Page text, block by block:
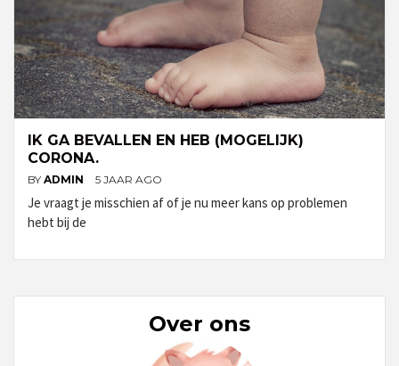
IK GA BEVALLEN EN HEB (MOGELIJK)
CORONA.
BY ADMIN 5 JAAR AGO
Je vraagt je misschien af of je nu meer kans op problemen
hebt bij de
Over ons